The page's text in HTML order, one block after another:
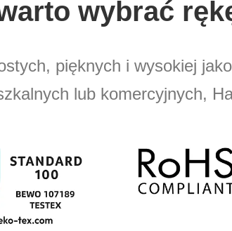
wybrać
pięknych i wysokiej
lub komercyjnych,